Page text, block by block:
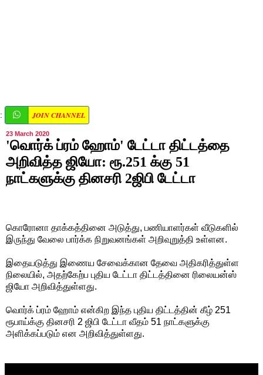
: JOIN CHANNEL
23 March 2020
'வொர்க் ப்ரம் ஹோம்' டேட்டா திட்டத்தை
அறிவித்த ஜியோ: ரூ.251 க்கு 51
நாட்களுக்கு தினசரி 2ஜிபி டேட்டா
கொரோனா தாக்கத்தினை அடுத்து, பணியாளர்கள் வீடுகளில்
இருந்து வேலை பார்க்க நிறுவனங்கள் அறிவுறுத்தி உள்ளன.
இதையடுத்து இணைய சேவைக்கான தேவை அதிகரித்துள்ள
நிலையில், அதற்கேற்ப புதிய டேட்டா திட்டத்தினை ரிலையன்ஸ்
ஜியோ அறிவித்துள்ளது.
வொர்க் ப்ரம் ஹோம் என்கிற இந்த புதிய திட்டத்தின் கீழ் 251
ரூபாய்க்கு தினசரி 2 ஜிபி டேட்டா வீதம் 51 நாட்களுக்கு
அளிக்கப்படும் என அறிவித்துள்ளது.